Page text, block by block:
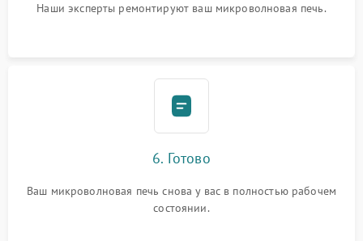
Наши эксперты ремонтируют ваш микроволновая печь.
6. Готово
Ваш микроволновая печь снова у вас в полностью рабочем
состоянии.